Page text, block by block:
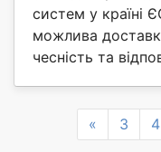
систем у країні
можлива
чесність та
« Previous
3 4